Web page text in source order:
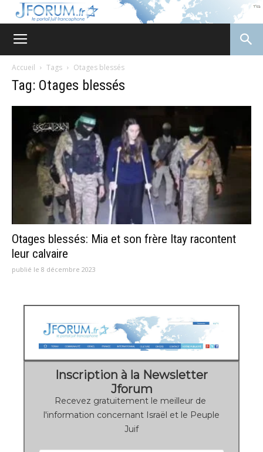
Accueil Tags Otages blessés
Tag: Otages blessés
Otages blessés: Mia et son frère Itay racontent
leur calvaire
publié le 8 décembre 2023
Inscription à la Newsletter
Jforum
Recevez gratuitement le meilleur de
l'information concernant Israël et le Peuple
Juif